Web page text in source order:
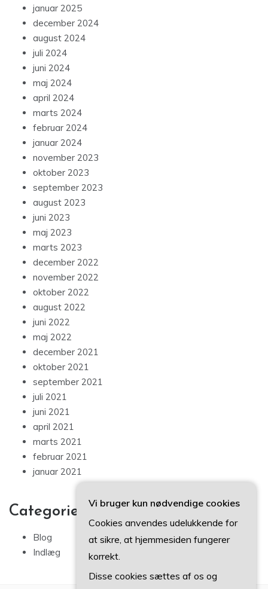
januar 2025
december 2024
august 2024
juli 2024
juni 2024
maj 2024
april 2024
marts 2024
februar 2024
januar 2024
november 2023
oktober 2023
september 2023
august 2023
juni 2023
maj 2023
marts 2023
december 2022
november 2022
oktober 2022
august 2022
juni 2022
maj 2022
december 2021
oktober 2021
september 2021
juli 2021
juni 2021
april 2021
marts 2021
februar 2021
januar 2021
Categories
Blog
Indlæg
Vi bruger kun nødvendige cookies
Cookies anvendes udelukkende for
at sikre, at hjemmesiden fungerer
korrekt.
Disse cookies sættes af os og